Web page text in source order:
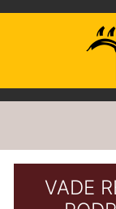
contenido
VADE